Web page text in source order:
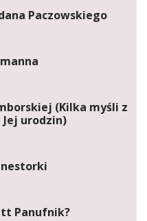
Paczowskiego
(Kilka myśli z
urodzin)
Panufnik?